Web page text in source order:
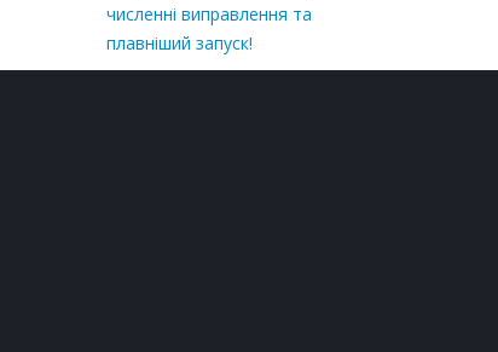
численні виправлення та
плавніший запуск!